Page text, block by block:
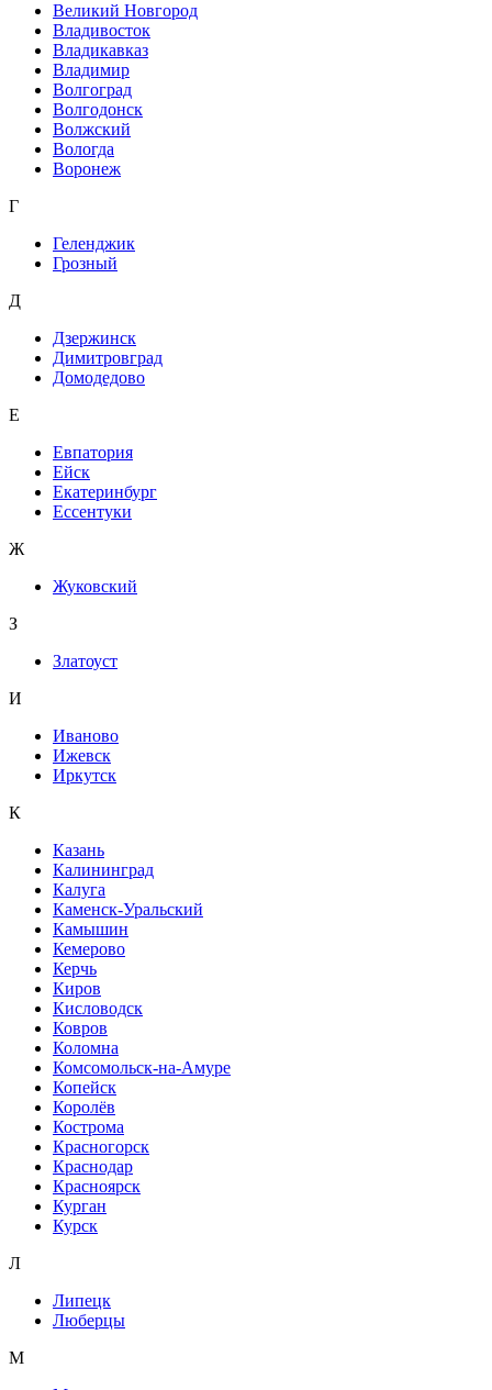
Великий Новгород
Владивосток
Владикавказ
Владимир
Волгоград
Волгодонск
Волжский
Вологда
Воронеж
Г
Геленджик
Грозный
Д
Дзержинск
Димитровград
Домодедово
Е
Евпатория
Ейск
Екатеринбург
Ессентуки
Ж
Жуковский
З
Златоуст
И
Иваново
Ижевск
Иркутск
К
Казань
Калининград
Калуга
Каменск-Уральский
Камышин
Кемерово
Керчь
Киров
Кисловодск
Ковров
Коломна
Комсомольск-на-Амуре
Копейск
Королёв
Кострома
Красногорск
Краснодар
Красноярск
Курган
Курск
Л
Липецк
Люберцы
М